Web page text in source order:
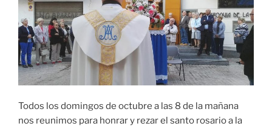
Todos los domingos de octubre a las 8 de la mañana
nos reunimos para honrar y rezar el santo rosario a la